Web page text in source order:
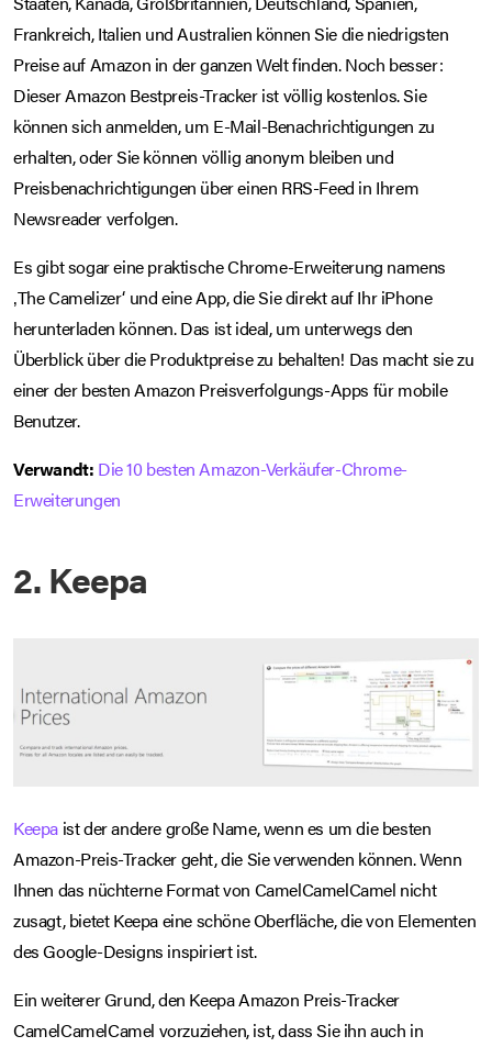
Frankreich, Italien und Australien können Sie die niedrigsten
Preise auf Amazon in der ganzen Welt finden. Noch besser:
Dieser Amazon Bestpreis-Tracker ist völlig kostenlos. Sie
können sich anmelden, um E-Mail-Benachrichtigungen zu
erhalten, oder Sie können völlig anonym bleiben und
Preisbenachrichtigungen über einen RRS-Feed in Ihrem
Newsreader verfolgen.
Es gibt sogar eine praktische Chrome-Erweiterung namens
‚The Camelizer‘ und eine App, die Sie direkt auf Ihr iPhone
herunterladen können. Das ist ideal, um unterwegs den
Überblick über die Produktpreise zu behalten! Das macht sie zu
einer der besten Amazon Preisverfolgungs-Apps für mobile
Benutzer.
Verwandt: Die 10 besten Amazon-Verkäufer-Chrome-
Erweiterungen
2. Keepa
Keepa ist der andere große Name, wenn es um die besten
Amazon-Preis-Tracker geht, die Sie verwenden können. Wenn
Ihnen das nüchterne Format von CamelCamelCamel nicht
zusagt, bietet Keepa eine schöne Oberfläche, die von Elementen
des Google-Designs inspiriert ist.
Ein weiterer Grund, den Keepa Amazon Preis-Tracker
CamelCamelCamel vorzuziehen, ist, dass Sie ihn auch in